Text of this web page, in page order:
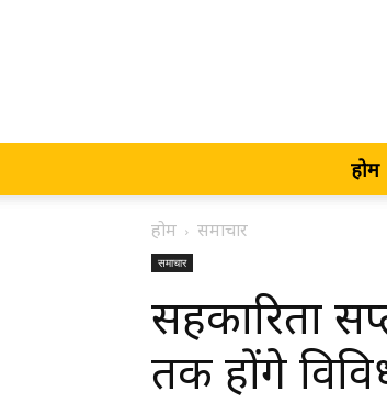
होम
होम समाचार
समाचार
सहकारिता
तक होंगे